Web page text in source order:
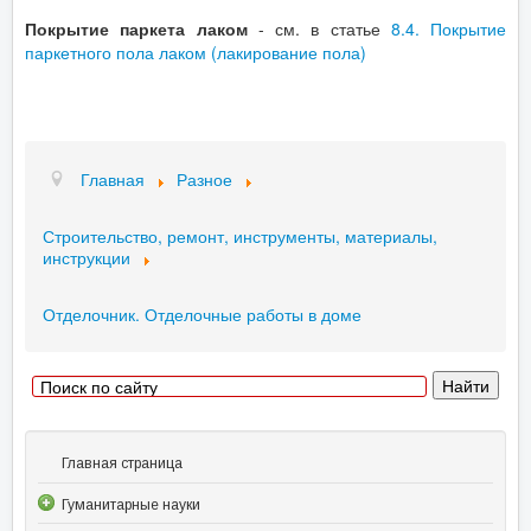
Покрытие паркета лаком- см. в статье 8.4. Покрытие
паркетного пола лаком (лакирование пола)
Главная Разное
Строительство, ремонт, инструменты, материалы,
инструкции
Отделочник. Отделочные работы в доме
Главная страница
Гуманитарные науки